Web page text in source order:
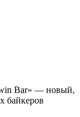
Bar» — новый,
байкеров